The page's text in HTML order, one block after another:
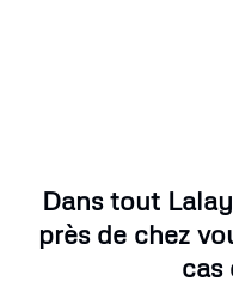
Dans tout
près de chez
cas